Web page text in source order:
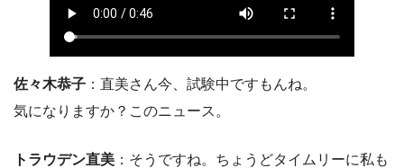
佐々木恭子 ：直美さん今、試験中ですもんね。
気になりますか？このニュース。
トラウデン直美 ：そうですね。ちょうどタイムリーに私も